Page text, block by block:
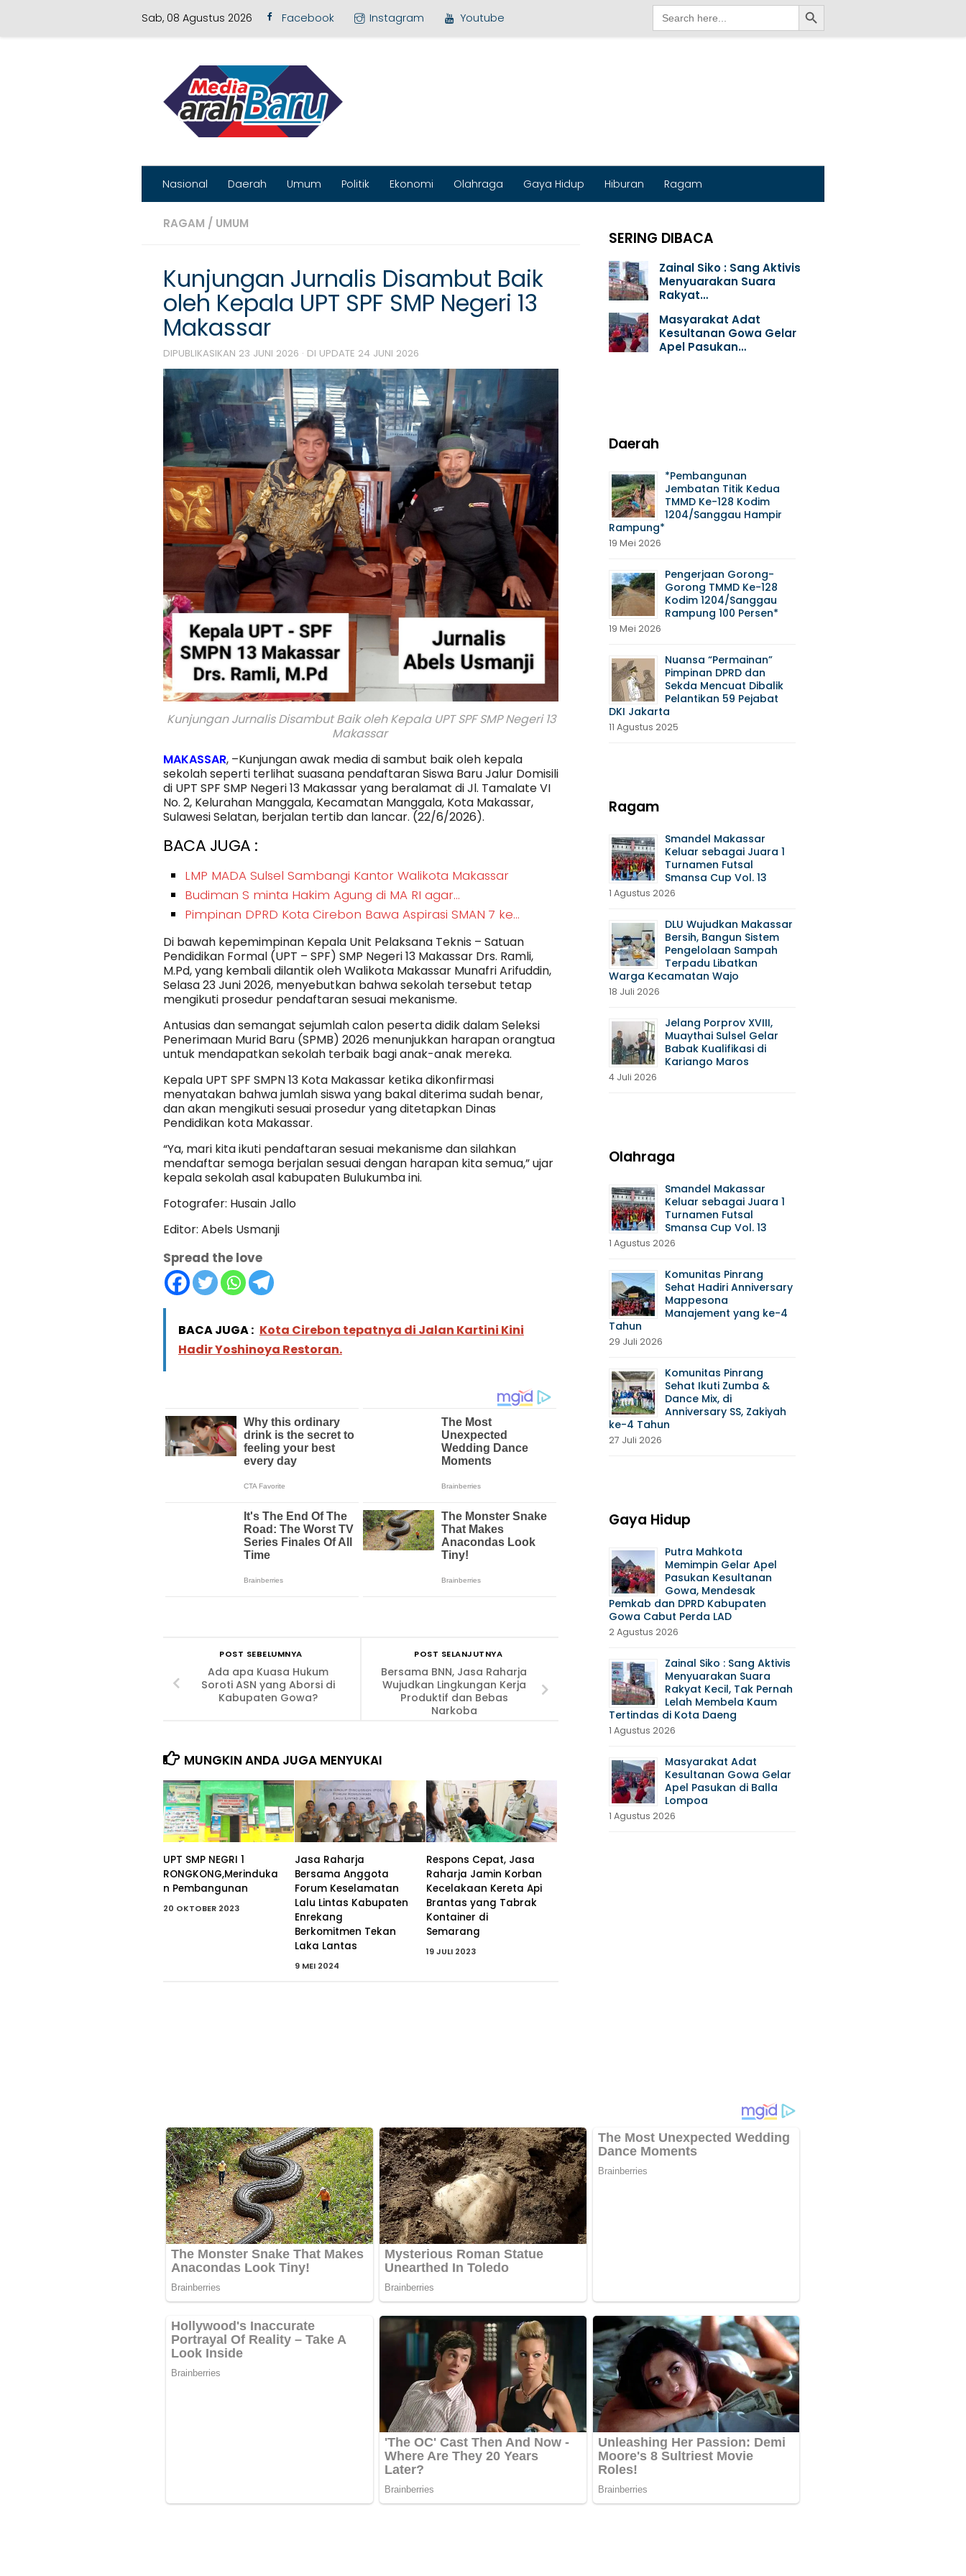
Sab, 08 Agustus 2026 Facebook Instagram Youtube
Search
for:
Search Button
Nasional Daerah Umum Politik Ekonomi Olahraga Gaya Hidup Hiburan Ragam
RAGAM / UMUM
Kunjungan Jurnalis Disambut Baik
oleh Kepala UPT SPF SMP Negeri 13
Makassar
DIPUBLIKASIKAN 23 JUNI 2026 · DI UPDATE 24 JUNI 2026
Kunjungan Jurnalis Disambut Baik oleh Kepala UPT SPF SMP Negeri 13
Makassar
MAKASSAR, –Kunjungan awak media di sambut baik oleh kepala
sekolah seperti terlihat suasana pendaftaran Siswa Baru Jalur Domisili
di UPT SPF SMP Negeri 13 Makassar yang beralamat di Jl. Tamalate VI
No. 2, Kelurahan Manggala, Kecamatan Manggala, Kota Makassar,
Sulawesi Selatan, berjalan tertib dan lancar. (22/6/2026).
BACA JUGA :
LMP MADA Sulsel Sambangi Kantor Walikota Makassar
Budiman S minta Hakim Agung di MA RI agar…
Pimpinan DPRD Kota Cirebon Bawa Aspirasi SMAN 7 ke…
Di bawah kepemimpinan Kepala Unit Pelaksana Teknis – Satuan
Pendidikan Formal (UPT – SPF) SMP Negeri 13 Makassar Drs. Ramli,
M.Pd, yang kembali dilantik oleh Walikota Makassar Munafri Arifuddin,
Selasa 23 Juni 2026, menyebutkan bahwa sekolah tersebut tetap
mengikuti prosedur pendaftaran sesuai mekanisme.
Antusias dan semangat sejumlah calon peserta didik dalam Seleksi
Penerimaan Murid Baru (SPMB) 2026 menunjukkan harapan orangtua
untuk mendapatkan sekolah terbaik bagi anak-anak mereka.
Kepala UPT SPF SMPN 13 Kota Makassar ketika dikonfirmasi
menyatakan bahwa jumlah siswa yang bakal diterima sudah benar,
dan akan mengikuti sesuai prosedur yang ditetapkan Dinas
Pendidikan kota Makassar.
“Ya, mari kita ikuti pendaftaran sesuai mekanisme dan silahkan
mendaftar semoga berjalan sesuai dengan harapan kita semua,” ujar
kepala sekolah asal kabupaten Bulukumba ini.
Fotografer: Husain Jallo
Editor: Abels Usmanji
Spread the love
BACA JUGA : Kota Cirebon tepatnya di Jalan Kartini Kini
Hadir Yoshinoya Restoran.
POST SELANJUTNYA
Bersama BNN, Jasa Raharja
Wujudkan Lingkungan Kerja
Produktif dan Bebas
Narkoba
POST SEBELUMNYA
Ada apa Kuasa Hukum
Soroti ASN yang Aborsi di
Kabupaten Gowa?
MUNGKIN ANDA JUGA MENYUKAI
UPT SMP NEGRI 1
RONGKONG,Merinduka
n Pembangunan
20 OKTOBER 2023
Jasa Raharja
Bersama Anggota
Forum Keselamatan
Lalu Lintas Kabupaten
Enrekang
Berkomitmen Tekan
Laka Lantas
9 MEI 2024
Respons Cepat, Jasa
Raharja Jamin Korban
Kecelakaan Kereta Api
Brantas yang Tabrak
Kontainer di
Semarang
19 JULI 2023
SERING DIBACA
Zainal Siko : Sang Aktivis
Menyuarakan Suara
Rakyat…
Masyarakat Adat
Kesultanan Gowa Gelar
Apel Pasukan…
Daerah
*Pembangunan
Jembatan Titik Kedua
TMMD Ke-128 Kodim
1204/Sanggau Hampir
Rampung*
19 Mei 2026
Pengerjaan Gorong-
Gorong TMMD Ke-128
Kodim 1204/Sanggau
Rampung 100 Persen*
19 Mei 2026
Nuansa “Permainan”
Pimpinan DPRD dan
Sekda Mencuat Dibalik
Pelantikan 59 Pejabat
DKI Jakarta
11 Agustus 2025
Ragam
Smandel Makassar
Keluar sebagai Juara 1
Turnamen Futsal
Smansa Cup Vol. 13
1 Agustus 2026
DLU Wujudkan Makassar
Bersih, Bangun Sistem
Pengelolaan Sampah
Terpadu Libatkan
Warga Kecamatan Wajo
18 Juli 2026
Jelang Porprov XVIII,
Muaythai Sulsel Gelar
Babak Kualifikasi di
Kariango Maros
4 Juli 2026
Olahraga
Smandel Makassar
Keluar sebagai Juara 1
Turnamen Futsal
Smansa Cup Vol. 13
1 Agustus 2026
Komunitas Pinrang
Sehat Hadiri Anniversary
Mappesona
Manajement yang ke-4
Tahun
29 Juli 2026
Komunitas Pinrang
Sehat Ikuti Zumba &
Dance Mix, di
Anniversary SS, Zakiyah
ke-4 Tahun
27 Juli 2026
Gaya Hidup
Putra Mahkota
Memimpin Gelar Apel
Pasukan Kesultanan
Gowa, Mendesak
Pemkab dan DPRD Kabupaten
Gowa Cabut Perda LAD
2 Agustus 2026
Zainal Siko : Sang Aktivis
Menyuarakan Suara
Rakyat Kecil, Tak Pernah
Lelah Membela Kaum
Tertindas di Kota Daeng
1 Agustus 2026
Masyarakat Adat
Kesultanan Gowa Gelar
Apel Pasukan di Balla
Lompoa
1 Agustus 2026